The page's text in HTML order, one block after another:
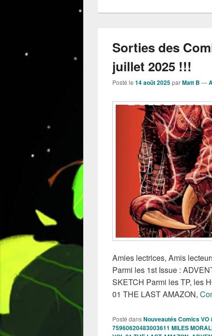
Sorties des
juillet 2025 !!!
Posté le 14 août 2025parMatt B —
Amies lectrices, Amis
Parmi les 1st Issue :
SKETCH Parmi les TP, les
01 THE LAST AMAZON,
Posté dansNouveautés Comics VO
75960620483003611 MILES